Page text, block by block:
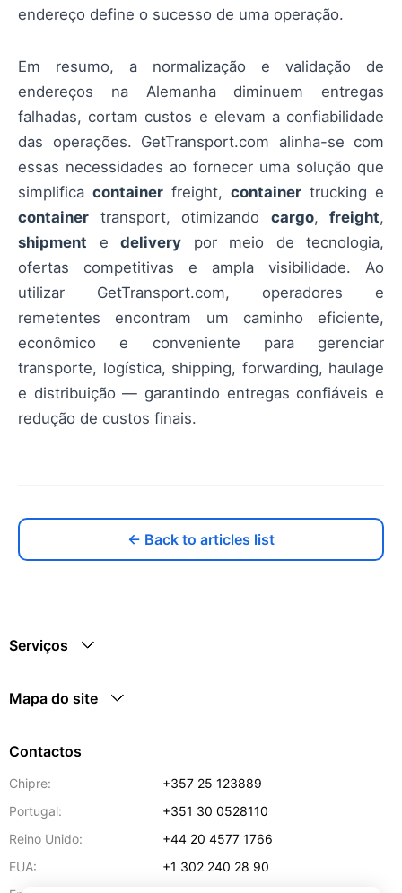
endereço define o sucesso de uma operação.
Em resumo, a normalização e validação de
endereços na Alemanha diminuem entregas
falhadas, cortam custos e elevam a confiabilidade
das operações. GetTransport.com alinha-se com
essas necessidades ao fornecer uma solução que
simplifica container freight, container trucking e
container transport, otimizando cargo, freight,
shipment e delivery por meio de tecnologia,
ofertas competitivas e ampla visibilidade. Ao
utilizar GetTransport.com, operadores e
remetentes encontram um caminho eficiente,
econômico e conveniente para gerenciar
transporte, logística, shipping, forwarding, haulage
e distribuição — garantindo entregas confiáveis e
redução de custos finais.
← Back to articles list
Serviços
Mapa do site
Contactos
Chipre:
+357 25 123889
Portugal:
+351 30 0528110
Reino Unido:
+44 20 4577 1766
EUA:
+1 302 240 28 90